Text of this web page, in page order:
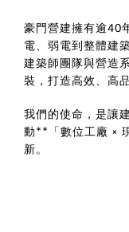
豪門營建擁有逾40
電、弱電到整體建
建築師團隊與營造
裝，打造高效、高
我們的使命，是讓
動**「數位工廠 ×
新。